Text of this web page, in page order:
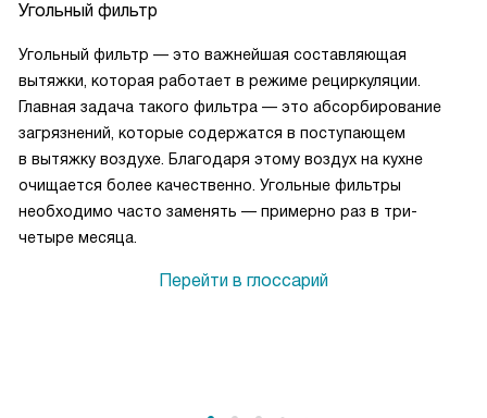
Угольный фильтр
Угольный фильтр — это важнейшая составляющая
вытяжки, которая работает в режиме рециркуляции.
Главная задача такого фильтра — это абсорбирование
загрязнений, которые содержатся в поступающем
в вытяжку воздухе. Благодаря этому воздух на кухне
очищается более качественно. Угольные фильтры
необходимо часто заменять — примерно раз в три-
четыре месяца.
Перейти в глоссарий